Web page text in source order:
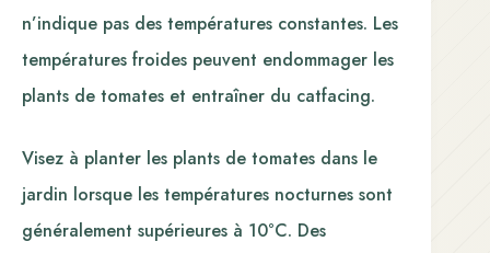
n’indique pas des températures constantes. Les
températures froides peuvent endommager les
plants de tomates et entraîner du catfacing.
Visez à planter les plants de tomates dans le
jardin lorsque les températures nocturnes sont
généralement supérieures à 10°C. Des